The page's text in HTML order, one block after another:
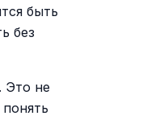
быть
без
Это не